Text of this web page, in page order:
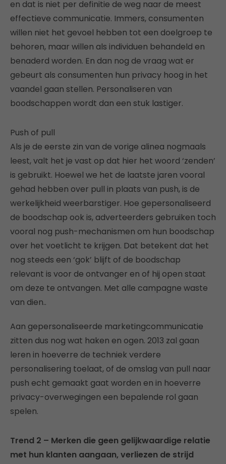
en dat is niet per definitie de weg naar de meest
effectieve communicatie. Immers, consumenten
willen niet het gevoel hebben tot een doelgroep te
behoren, maar willen als individuen behandeld en
benaderd worden. En dan nog de vraag wat er
gebeurt als consumenten hun privacy hoog in het
vaandel gaan stellen. Personaliseren van
boodschappen wordt dan een stuk lastiger.
Push of pull
Als je de eerste zin van de vorige alinea nogmaals
leest, valt het je vast op dat hier het woord ‘zenden’
is gebruikt. Hoewel we het de laatste jaren vooral
gehad hebben over pull in plaats van push, is de
werkelijkheid weerbarstiger. Hoe gepersonaliseerd
de boodschap ook is, adverteerders gebruiken toch
vooral nog push-mechanismen om hun boodschap
over het voetlicht te krijgen. Dat betekent dat het
nog steeds een ‘gok’ blijft of de boodschap
relevant is voor de ontvanger en of hij open staat
om deze te ontvangen. Met alle campagne waste
van dien..
Aan gepersonaliseerde marketingcommunicatie
zitten dus nog wat haken en ogen. 2013 zal gaan
leren in hoeverre de techniek verdere
personalisering toelaat, of de omslag van pull naar
push echt gemaakt gaat worden en in hoeverre
privacy-overwegingen een bepalende rol gaan
spelen.
Trend 2 – Merken die geen gelijkwaardige relatie
met hun klanten aangaan, verliezen de strijd